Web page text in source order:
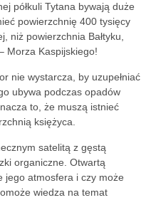
półkuli Tytana bywają duże
powierzchnię 400 tysięcy
niż powierzchnia Bałtyku,
Morza Kaspijskiego!
nie wystarcza, by uzupełniać
ubywa podczas opadów
to, że muszą istnieć
księżyca.
satelitą z gęstą
organiczne. Otwartą
jego atmosfera i czy może
wiedza na temat